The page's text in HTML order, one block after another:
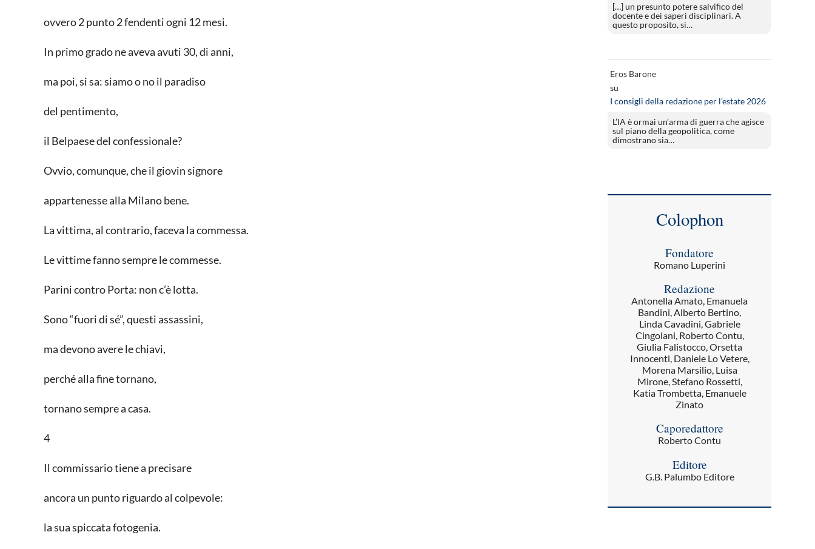
ovvero 2 punto 2 fendenti ogni 12 mesi.
In primo grado ne aveva avuti 30, di anni,
ma poi, si sa: siamo o no il paradiso
del pentimento,
il Belpaese del confessionale?
Ovvio, comunque, che il giovin signore
appartenesse alla Milano bene.
La vittima, al contrario, faceva la commessa.
Le vittime fanno sempre le commesse.
Parini contro Porta: non c’è lotta.
Sono “fuori di sé”, questi assassini,
ma devono avere le chiavi,
perché alla fine tornano,
tornano sempre a casa.
4
Il commissario tiene a precisare
ancora un punto riguardo al colpevole:
la sua spiccata fotogenia.
[…] un presunto potere salvifico del
docente e dei saperi disciplinari. A
questo proposito, si…
Eros Barone
su
I consigli della redazione per l’estate 2026
L’IA è ormai un’arma di guerra che agisce
sul piano della geopolitica, come
dimostrano sia…
Colophon
Fondatore
Romano Luperini
Redazione
Antonella Amato, Emanuela
Bandini, Alberto Bertino,
Linda Cavadini, Gabriele
Cingolani, Roberto Contu,
Giulia Falistocco, Orsetta
Innocenti, Daniele Lo Vetere,
Morena Marsilio, Luisa
Mirone, Stefano Rossetti,
Katia Trombetta, Emanuele
Zinato
Caporedattore
Roberto Contu
Editore
G.B. Palumbo Editore